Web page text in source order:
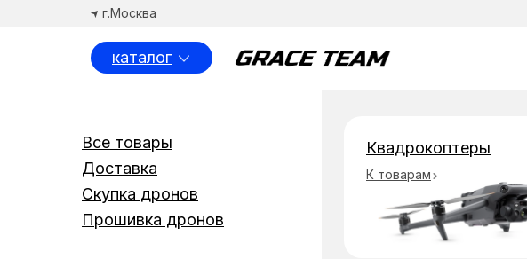
г.Москва
Способы оплаты
каталог
К товарам
Квадрокоптеры
Прошивка дронов
Скупка дронов
Доставка
Все товары